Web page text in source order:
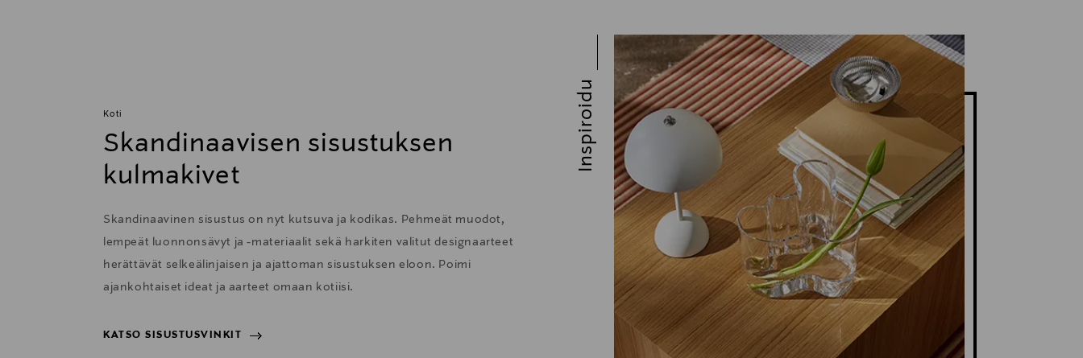
Koti
Skandinaavisen sisustuksen
kulmakivet
Skandinaavinen sisustus on nyt kutsuva ja kodikas. Pehmeät muodot,
lempeät luonnonsävyt ja -materiaalit sekä harkiten valitut designaarteet
herättävät selkeälinjaisen ja ajattoman sisustuksen eloon. Poimi
ajankohtaiset ideat ja aarteet omaan kotiisi.
KATSO SISUSTUSVINKIT
Inspiroidu